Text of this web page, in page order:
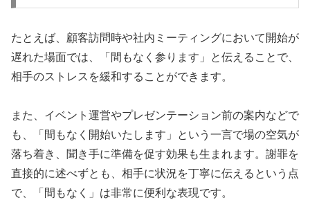
たとえば、顧客訪問時や社内ミーティングにおいて開始が
遅れた場面では、「間もなく参ります」と伝えることで、
相手のストレスを緩和することができます。
また、イベント運営やプレゼンテーション前の案内などで
も、「間もなく開始いたします」という一言で場の空気が
落ち着き、聞き手に準備を促す効果も生まれます。謝罪を
直接的に述べずとも、相手に状況を丁寧に伝えるという点
で、「間もなく」は非常に便利な表現です。